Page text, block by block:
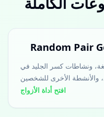
Random Pair
ونشاطات كسر الجليد في
افتح أداة الأزواج